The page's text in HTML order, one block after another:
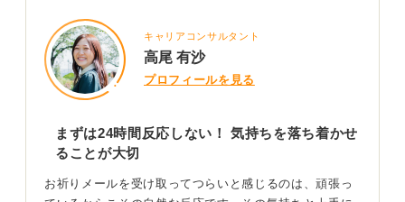
キャリアコンサルタント
高尾 有沙
プロフィールを見る
まずは24時間反応しない！ 気持ちを落ち着かせ
ることが大切
お祈りメールを受け取ってつらいと感じるのは、頑張っ